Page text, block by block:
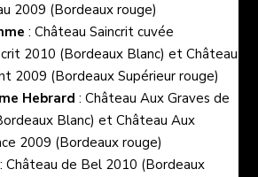
2009 (Bordeaux rouge)
: Château Saincrit cuvée
2010 (Bordeaux Blanc) et Château
2009 (Bordeaux Supérieur rouge)
Hebrard: Château Aux Graves de
Blanc) et Château Aux
2009 (Bordeaux rouge)
: Château de Bel 2010 (Bordeaux